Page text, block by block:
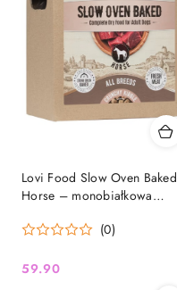
Lovi Food Slow Oven Baked
Horse – monobiałkowa
psa 1,5 kg
(0)
Cena:
59.90